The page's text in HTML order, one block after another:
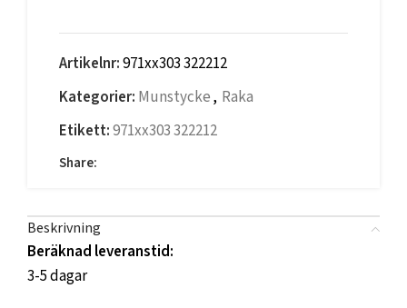
Artikelnr:971xx303 322212
Kategorier: Munstycke, Raka
Etikett:971xx303 322212
Share:
Beskrivning
Beräknad leveranstid:
3-5 dagar